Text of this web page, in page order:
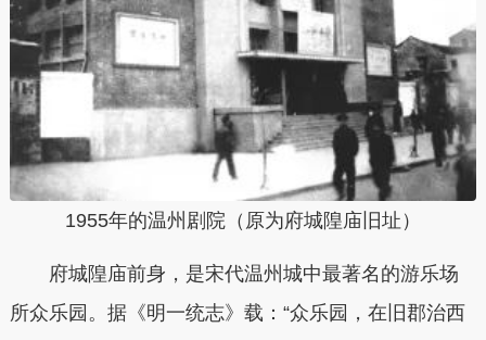
1955年的温州剧院（原为府城隍庙旧址）
府城隍庙前身，是宋代温州城中最著名的游乐场
所众乐园。据《明一统志》载：“众乐园，在旧郡治西